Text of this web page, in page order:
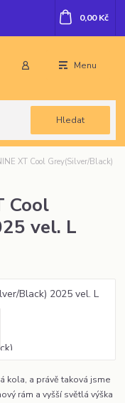
Menu
Hledat
0,00 Kč
XT Cool Grey(Silver/Black)
Cool
vel. L
kola, a právě taková jsme
rám a vyšší světlá výška